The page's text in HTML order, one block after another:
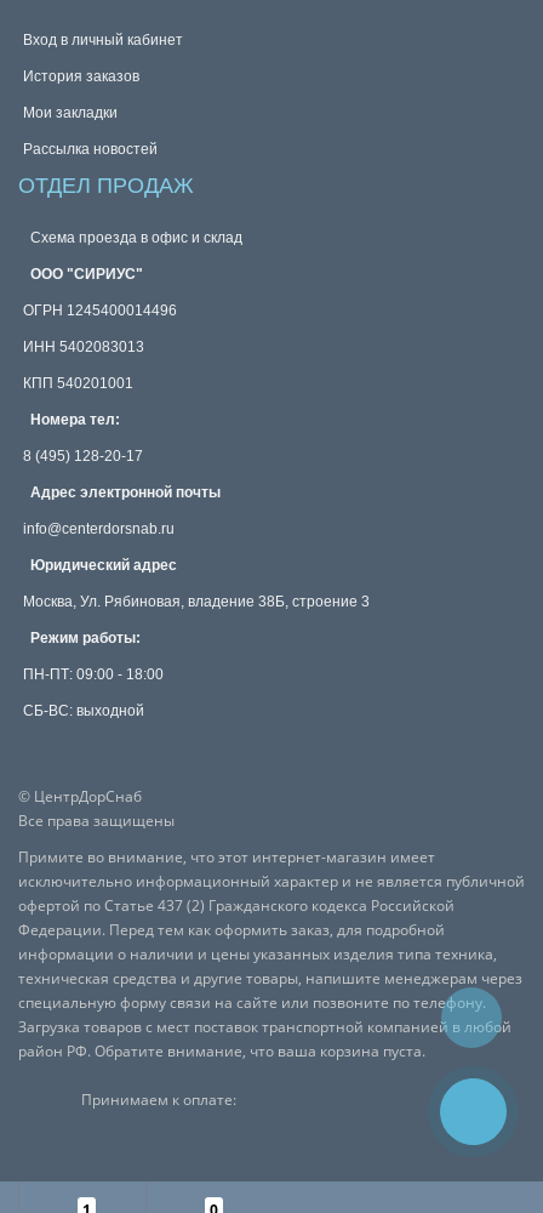
Вход в личный кабинет
История заказов
Мои закладки
Рассылка новостей
ОТДЕЛ ПРОДАЖ
Схема проезда в офис и склад
ООО "СИРИУС"
ОГРН 1245400014496
ИНН 5402083013
КПП 540201001
Номера тел:
8 (495) 128-20-17
Адрес электронной почты
info@centerdorsnab.ru
Юридический адрес
Москва, Ул. Рябиновая, владение 38Б, строение 3
Режим работы:
ПН-ПТ: 09:00 - 18:00
СБ-ВС: выходной
© ЦентрДорСнаб
Все права защищены
Примите во внимание, что этот интернет-магазин имеет
исключительно информационный характер и не является публичной
офертой по Статье 437 (2) Гражданского кодекса Российской
Федерации. Перед тем как оформить заказ, для подробной
информации о наличии и цены указанных изделия типа техника,
техническая средства и другие товары, напишите менеджерам через
специальную форму связи на сайте или позвоните по телефону.
Загрузка товаров с мест поставок транспортной компанией в любой
район РФ. Обратите внимание, что ваша корзина пуста.
Принимаем к оплате: